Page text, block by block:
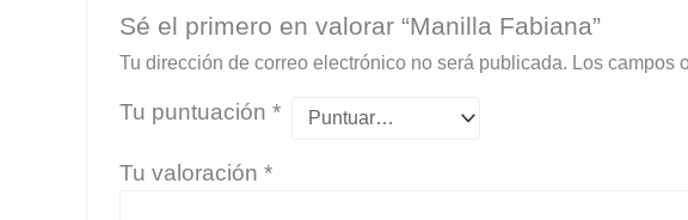
Sé el primero en valorar “Manilla Fabiana”
Tu dirección de correo electrónico no será publicada. Los campos
Tu puntuación *
Tu valoración *